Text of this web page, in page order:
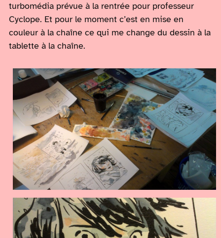
turbomédia prévue à la rentrée pour professeur
Cyclope. Et pour le moment c’est en mise en
couleur à la chaîne ce qui me change du dessin à la
tablette à la chaîne.